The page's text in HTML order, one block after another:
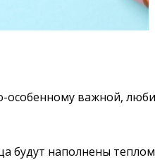
особенному важной,
будут наполнены